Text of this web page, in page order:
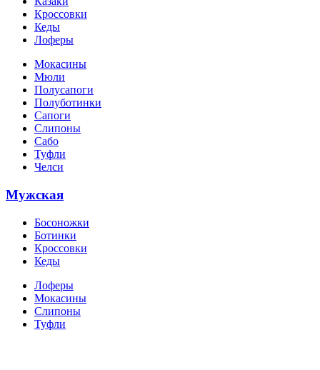
Кроссовки
Кеды
Лоферы
Мокасины
Мюли
Полусапоги
Полуботинки
Сапоги
Слипоны
Сабо
Туфли
Челси
Мужская
Босоножки
Ботинки
Кроссовки
Кеды
Лоферы
Мокасины
Слипоны
Туфли